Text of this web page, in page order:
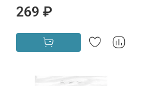
269 ₽